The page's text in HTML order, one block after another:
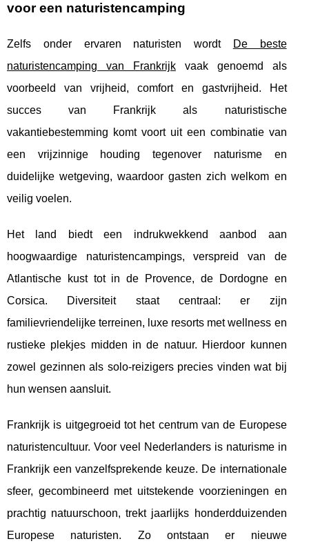
voor een naturistencamping
Zelfs onder ervaren naturisten wordt
De beste
naturistencamping van Frankrijkvaak genoemd als
voorbeeld van vrijheid, comfort en gastvrijheid. Het
succes van Frankrijk als naturistische
vakantiebestemming komt voort uit een combinatie van
een vrijzinnige houding tegenover naturisme en
duidelijke wetgeving, waardoor gasten zich welkom en
veilig voelen.
Het land biedt een indrukwekkend aanbod aan
hoogwaardige naturistencampings, verspreid van de
Atlantische kust tot in de Provence, de Dordogne en
Corsica. Diversiteit staat centraal: er zijn
familievriendelijke terreinen, luxe resorts met wellness en
rustieke plekjes midden in de natuur. Hierdoor kunnen
zowel gezinnen als solo-reizigers precies vinden wat bij
hun wensen aansluit.
Frankrijk is uitgegroeid tot het centrum van de Europese
naturistencultuur. Voor veel Nederlanders is naturisme in
Frankrijk een vanzelfsprekende keuze. De internationale
sfeer, gecombineerd met uitstekende voorzieningen en
prachtig natuurschoon, trekt jaarlijks honderdduizenden
Europese naturisten. Zo ontstaan er nieuwe